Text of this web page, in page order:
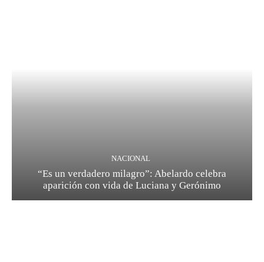
NACIONAL
“Es un verdadero milagro”: Abelardo celebra
aparición con vida de Luciana y Gerónimo